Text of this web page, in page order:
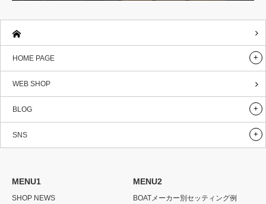
HOME PAGE
WEB SHOP
BLOG
SNS
MENU1
SHOP NEWS
MENU2
BOATメーカー別セッティング例